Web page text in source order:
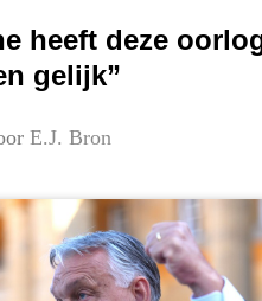
heeft deze
gelijk”
E.J. Bron